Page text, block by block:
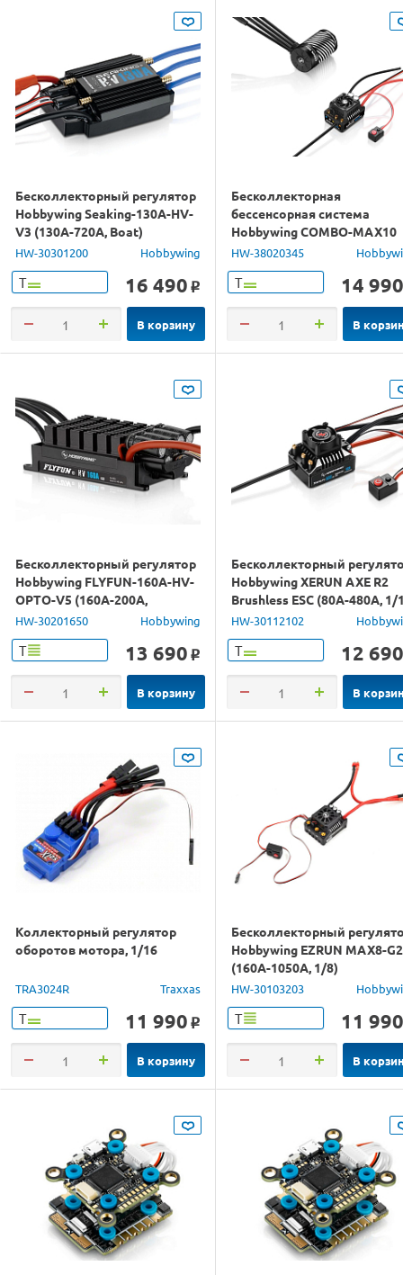
Бесколлекторный регулятор
Hobbywing Seaking-130A-HV-
V3 (130A-720A, Boat)
влагозащищённый
HW-30301200 Hobbywing
Т 16 490 o
В корзину
Бесколлекторная
бессенсорная система
Hobbywing COMBO-MAX10
G2-140A&3665SD-4000KV-
влагозащита
HW-38020345
Т 14 990
В
Бесколлекторный регулятор
Hobbywing FLYFUN-160A-HV-
OPTO-V5 (160A-200A,
Aircraft)
HW-30201650 Hobbywing
Т 13 690 o
В корзину
Бесколлекторный
Hobbywing XERUN AXE R2
Brushless ESC (80A-480A, 1/
Rock Crawler)
HW-30112102
Т 12 690
В
Коллекторный регулятор
оборотов мотора, 1/16
TRA3024R Traxxas
Т 11 990 o
В корзину
Бесколлекторный
Hobbywing EZRUN MAX8-G2
(160A-1050A, 1/8)
влагозащищённый
HW-30103203
Т 11 990
В